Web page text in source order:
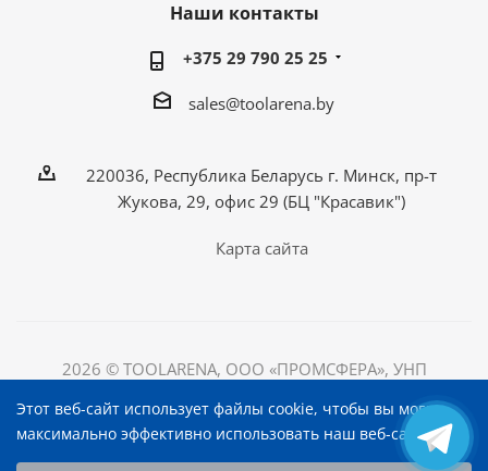
Наши контакты
+375 29 790 25 25
sales@toolarena.by
220036, Республика Беларусь г. Минск, пр-т
Жукова, 29, офис 29 (БЦ "Красавик")
Карта сайта
2026 © TOOLARENA, ООО «ПРОМСФЕРА», УНП
220036, Республика Беларусь, г. Минск, пр-т Жукова, д.
29, офис 29, БЦ "Красавик"
Этот веб-сайт использует файлы cookie, чтобы вы могли
максимально эффективно использовать наш веб-сайт.
Выберите настройки cookie